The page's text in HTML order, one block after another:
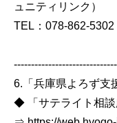
ュニティリンク）
TEL：078-862-5302
6.「兵庫県よろず支
◆ 「サテライト相談